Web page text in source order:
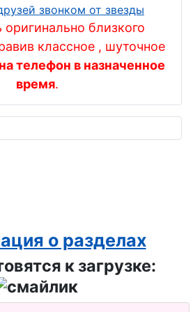
оригинально близкого
классное , шуточное
на телефон в назначенное
время.
о разделах
к загрузке: